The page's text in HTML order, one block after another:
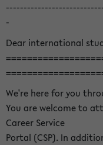
-
Dear international
We're here for you
You are welcome to
Career Service
Portal (CSP). In